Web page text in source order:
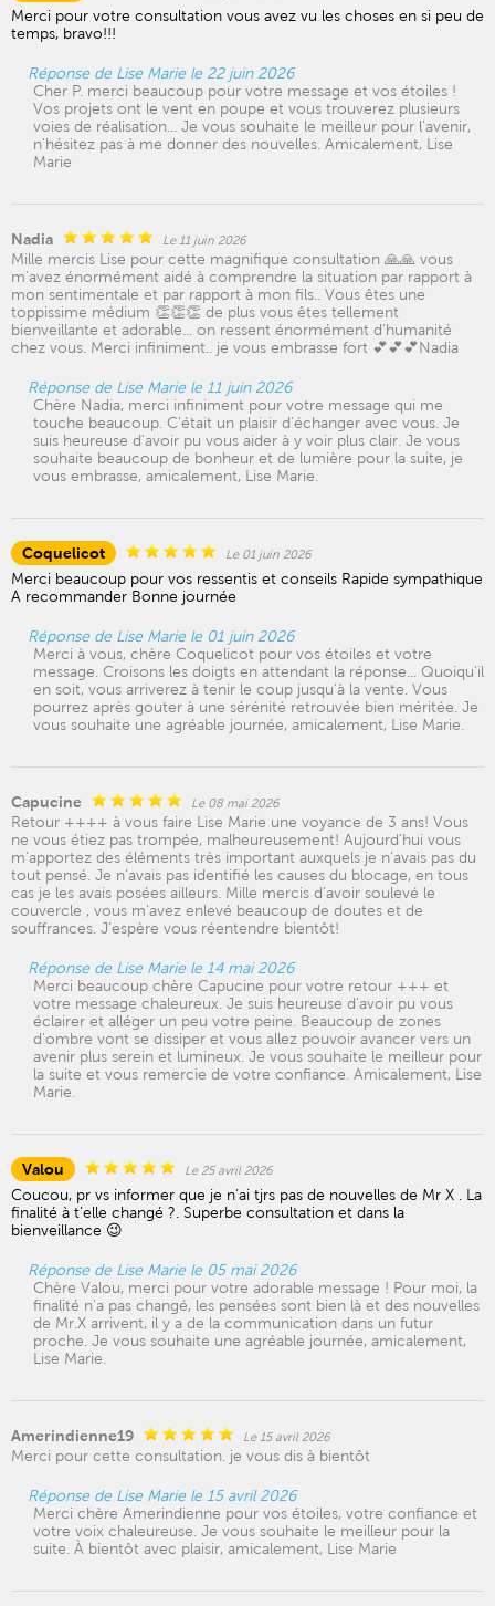
Merci pour votre consultation vous avez vu les choses en si peu de
temps, bravo!!!
Réponse de Lise Marie le 22 juin 2026
Cher P. merci beaucoup pour votre message et vos étoiles !
Vos projets ont le vent en poupe et vous trouverez plusieurs
voies de réalisation... Je vous souhaite le meilleur pour l'avenir,
n'hésitez pas à me donner des nouvelles. Amicalement, Lise
Marie
Nadia Le 11 juin 2026
Mille mercis Lise pour cette magnifique consultation 🙏🙏 vous
m'avez énormément aidé à comprendre la situation par rapport à
mon sentimentale et par rapport à mon fils.. Vous êtes une
toppissime médium 👏👏👏 de plus vous êtes tellement
bienveillante et adorable... on ressent énormément d'humanité
chez vous. Merci infiniment.. je vous embrasse fort 💕💕💕Nadia
Réponse de Lise Marie le 11 juin 2026
Chère Nadia, merci infiniment pour votre message qui me
touche beaucoup. C'était un plaisir d'échanger avec vous. Je
suis heureuse d'avoir pu vous aider à y voir plus clair. Je vous
souhaite beaucoup de bonheur et de lumière pour la suite, je
vous embrasse, amicalement, Lise Marie.
Coquelicot Le 01 juin 2026
Merci beaucoup pour vos ressentis et conseils Rapide sympathique
A recommander Bonne journée
Réponse de Lise Marie le 01 juin 2026
Merci à vous, chère Coquelicot pour vos étoiles et votre
message. Croisons les doigts en attendant la réponse... Quoiqu'il
en soit, vous arriverez à tenir le coup jusqu'à la vente. Vous
pourrez après gouter à une sérénité retrouvée bien méritée. Je
vous souhaite une agréable journée, amicalement, Lise Marie.
Capucine Le 08 mai 2026
Retour ++++ à vous faire Lise Marie une voyance de 3 ans! Vous
ne vous étiez pas trompée, malheureusement! Aujourd’hui vous
m’apportez des éléments très important auxquels je n’avais pas du
tout pensé. Je n’avais pas identifié les causes du blocage, en tous
cas je les avais posées ailleurs. Mille mercis d’avoir soulevé le
couvercle , vous m’avez enlevé beaucoup de doutes et de
souffrances. J’espère vous réentendre bientôt!
Réponse de Lise Marie le 14 mai 2026
Merci beaucoup chère Capucine pour votre retour +++ et
votre message chaleureux. Je suis heureuse d'avoir pu vous
éclairer et alléger un peu votre peine. Beaucoup de zones
d'ombre vont se dissiper et vous allez pouvoir avancer vers un
avenir plus serein et lumineux. Je vous souhaite le meilleur pour
la suite et vous remercie de votre confiance. Amicalement, Lise
Marie.
Valou Le 25 avril 2026
Coucou, pr vs informer que je n’ai tjrs pas de nouvelles de Mr X . La
finalité à t’elle changé ?. Superbe consultation et dans la
bienveillance 😉
Réponse de Lise Marie le 05 mai 2026
Chère Valou, merci pour votre adorable message ! Pour moi, la
finalité n'a pas changé, les pensées sont bien là et des nouvelles
de Mr.X arrivent, il y a de la communication dans un futur
proche. Je vous souhaite une agréable journée, amicalement,
Lise Marie.
Amerindienne19 Le 15 avril 2026
Merci pour cette consultation. je vous dis à bientôt
Réponse de Lise Marie le 15 avril 2026
Merci chère Amerindienne pour vos étoiles, votre confiance et
votre voix chaleureuse. Je vous souhaite le meilleur pour la
suite. À bientôt avec plaisir, amicalement, Lise Marie